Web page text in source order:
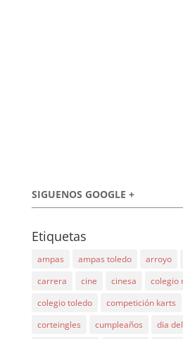
SIGUENOS GOOGLE +
Etiquetas
ampas ampas toledo arroyo
carrera
cine cinesa colegio
colegio toledo
competición karts
corteingles
cumpleaños dia